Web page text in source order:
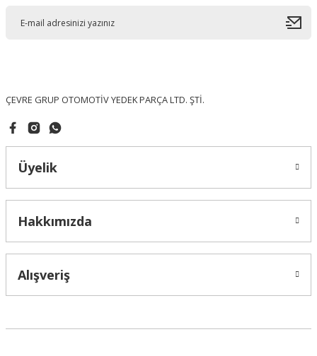
ÇEVRE GRUP OTOMOTİV YEDEK PARÇA LTD. ŞTİ.
Üyelik
Hakkımızda
Alışveriş